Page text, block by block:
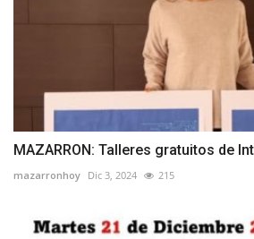
MAZARRON: Talleres gratuitos de
mazarronhoy Dic 3, 2024 215